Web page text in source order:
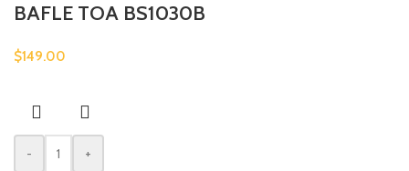
BAFLE TOA BS1030B
$149.00
-
+